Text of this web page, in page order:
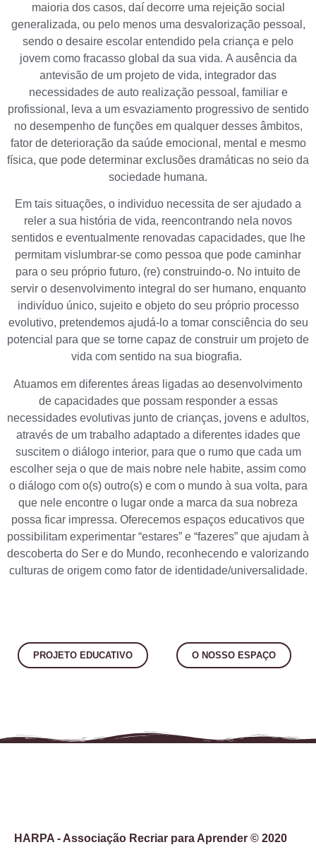
maioria dos casos, daí decorre uma rejeição social
generalizada, ou pelo menos uma desvalorização pessoal,
sendo o desaire escolar entendido pela criança e pelo
jovem como fracasso global da sua vida. A ausência da
antevisão de um projeto de vida, integrador das
necessidades de auto realização pessoal, familiar e
profissional, leva a um esvaziamento progressivo de sentido
no desempenho de funções em qualquer desses âmbitos,
fator de deterioração da saúde emocional, mental e mesmo
física, que pode determinar exclusões dramáticas no seio da
sociedade humana.
Em tais situações, o individuo necessita de ser ajudado a
reler a sua história de vida, reencontrando nela novos
sentidos e eventualmente renovadas capacidades, que lhe
permitam vislumbrar-se como pessoa que pode caminhar
para o seu próprio futuro, (re) construindo-o. No intuito de
servir o desenvolvimento integral do ser humano, enquanto
indivíduo único, sujeito e objeto do seu próprio processo
evolutivo, pretendemos ajudá-lo a tomar consciência do seu
potencial para que se torne capaz de construir um projeto de
vida com sentido na sua biografia.
Atuamos em diferentes áreas ligadas ao desenvolvimento
de capacidades que possam responder a essas
necessidades evolutivas junto de crianças, jovens e adultos,
através de um trabalho adaptado a diferentes idades que
suscitem o diálogo interior, para que o rumo que cada um
escolher seja o que de mais nobre nele habite, assim como
o diálogo com o(s) outro(s) e com o mundo à sua volta, para
que nele encontre o lugar onde a marca da sua nobreza
possa ficar impressa. Oferecemos espaços educativos que
possibilitam experimentar “estares” e “fazeres” que ajudam à
descoberta do Ser e do Mundo, reconhecendo e valorizando
culturas de origem como fator de identidade/universalidade.
PROJETO EDUCATIVO O NOSSO ESPAÇO
HARPA - Associação Recriar para Aprender © 2020